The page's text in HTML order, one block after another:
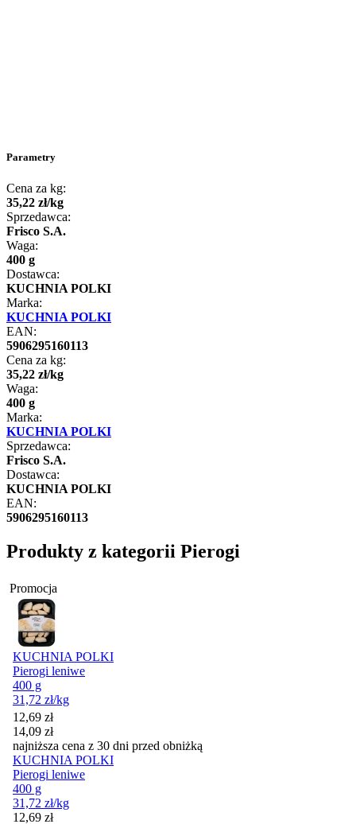
Parametry
Cena za kg:
35,22 zł/kg
Sprzedawca:
Frisco S.A.
Waga:
400 g
Dostawca:
KUCHNIA POLKI
Marka:
KUCHNIA POLKI
EAN:
5906295160113
Cena za kg:
35,22 zł/kg
Waga:
400 g
Marka:
KUCHNIA POLKI
Sprzedawca:
Frisco S.A.
Dostawca:
KUCHNIA POLKI
EAN:
5906295160113
Produkty z kategorii Pierogi
Promocja
KUCHNIA POLKI
Pierogi leniwe
400 g
31,72 zł/kg
Cena promocyjna
12,69 zł
14,09 zł
najniższa cena z 30 dni przed obniżką
KUCHNIA POLKI
Pierogi leniwe
400 g
31,72 zł/kg
Cena promocyjna
12,69 zł